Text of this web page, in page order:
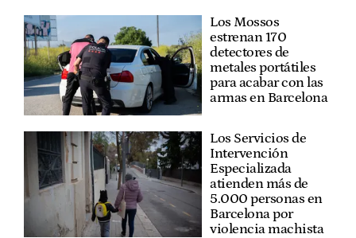
Los Mossos
estrenan 170
detectores de
metales portátiles
para acabar con las
armas en Barcelona
Los Servicios de
Intervención
Especializada
atienden más de
5.000 personas en
Barcelona por
violencia machista